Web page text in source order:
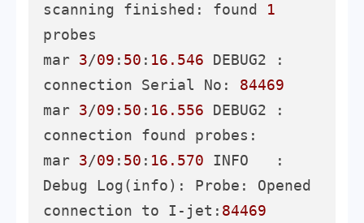
scanning finished: found 1
probes
mar 3/09 : 50 : 16.546 DEBUG2 :
connection Serial No: 84469
mar 3/09 : 50 : 16.556 DEBUG2 :
connection found probes:
mar 3/09 : 50 : 16.570 INFO   :
Debug Log(info): Probe: Opened
connection to I-jet: 84469